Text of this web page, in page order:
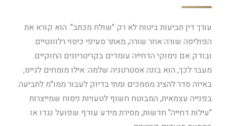
עורך דין תביעות ביטוח לא רק "שולח מכתב". הוא קורא את
הפוליסה שורה אחר שורה, מאתר סעיפי כיסוי רלוונטיים
ובודק אם נימוקי הדחייה עומדים בקריטריונים החוקיים.
מעבר לכך, הוא בונה אסטרטגיה שלמה: אילו מומחים לגייס,
באיזה סדר להציג מסמכים ומתי בדיוק לעבור ממו"מ לתביעה.
בפנייה עצמאית, המבוטח חשוף לטעויות ניסוח שמייצרות
"עילות דחייה" חדשות, מסירת מידע עודף שפועל נגדו או